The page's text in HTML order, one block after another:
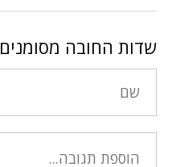
שדות החובה מסומנים